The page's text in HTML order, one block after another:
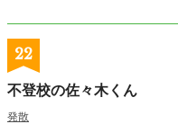
22
不登校の佐々木くん
発散